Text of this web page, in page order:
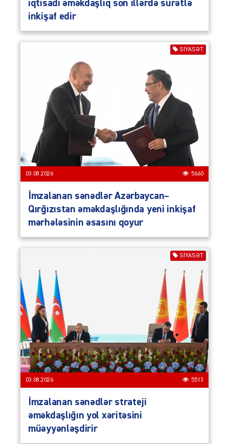
iqtisadi əməkdaşlıq son illərdə sürətlə
inkişaf edir
SIYASƏT
03.08.2026 5660
İmzalanan sənədlər Azərbaycan–
Qırğızıstan əməkdaşlığında yeni inkişaf
mərhələsinin əsasını qoyur
SIYASƏT
03.08.2026 5513
İmzalanan sənədlər strateji
əməkdaşlığın yol xəritəsini
müəyyənləşdirir